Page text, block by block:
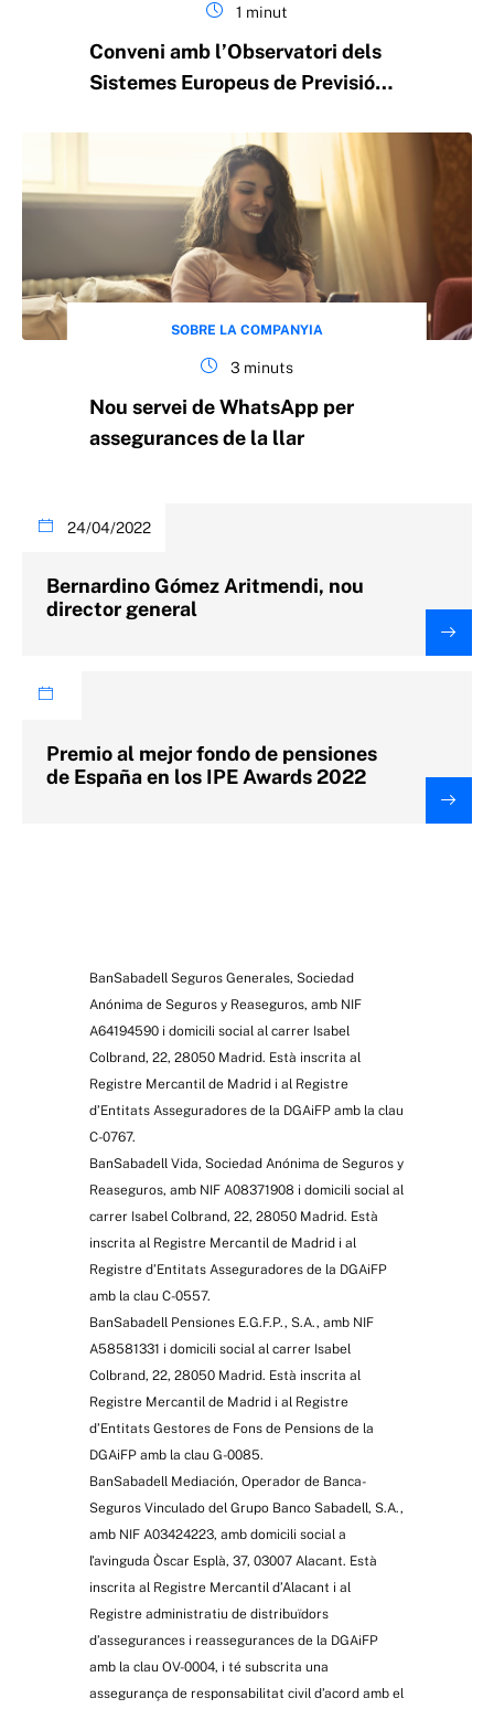
1 minut
Conveni amb l’Observatori dels
Sistemes Europeus de Previsió
Universitat de Barcelona
SOBRE LA COMPANYIA
3 minuts
Nou servei de WhatsApp per
assegurances de la llar
24/04/2022
Bernardino Gómez Aritmendi, nou
director general
Premio al mejor fondo de pensiones
de España en los IPE Awards 2022
BanSabadell Seguros Generales, Sociedad
Anónima de Seguros y Reaseguros, amb NIF
A64194590 i domicili social al carrer Isabel
Colbrand, 22, 28050 Madrid. Està inscrita al
Registre Mercantil de Madrid i al Registre
d’Entitats Asseguradores de la DGAiFP amb la clau
C-0767.
BanSabadell Vida, Sociedad Anónima de Seguros y
Reaseguros, amb NIF A08371908 i domicili social al
carrer Isabel Colbrand, 22, 28050 Madrid. Està
inscrita al Registre Mercantil de Madrid i al
Registre d’Entitats Asseguradores de la DGAiFP
amb la clau C-0557.
BanSabadell Pensiones E.G.F.P., S.A., amb NIF
A58581331 i domicili social al carrer Isabel
Colbrand, 22, 28050 Madrid. Està inscrita al
Registre Mercantil de Madrid i al Registre
d’Entitats Gestores de Fons de Pensions de la
DGAiFP amb la clau G-0085.
BanSabadell Mediación, Operador de Banca-
Seguros Vinculado del Grupo Banco Sabadell, S.A.,
amb NIF A03424223, amb domicili social a
l’avinguda Òscar Esplà, 37, 03007 Alacant. Està
inscrita al Registre Mercantil d’Alacant i al
Registre administratiu de distribuïdors
d’assegurances i reassegurances de la DGAiFP
amb la clau OV-0004, i té subscrita una
assegurança de responsabilitat civil d’acord amb el